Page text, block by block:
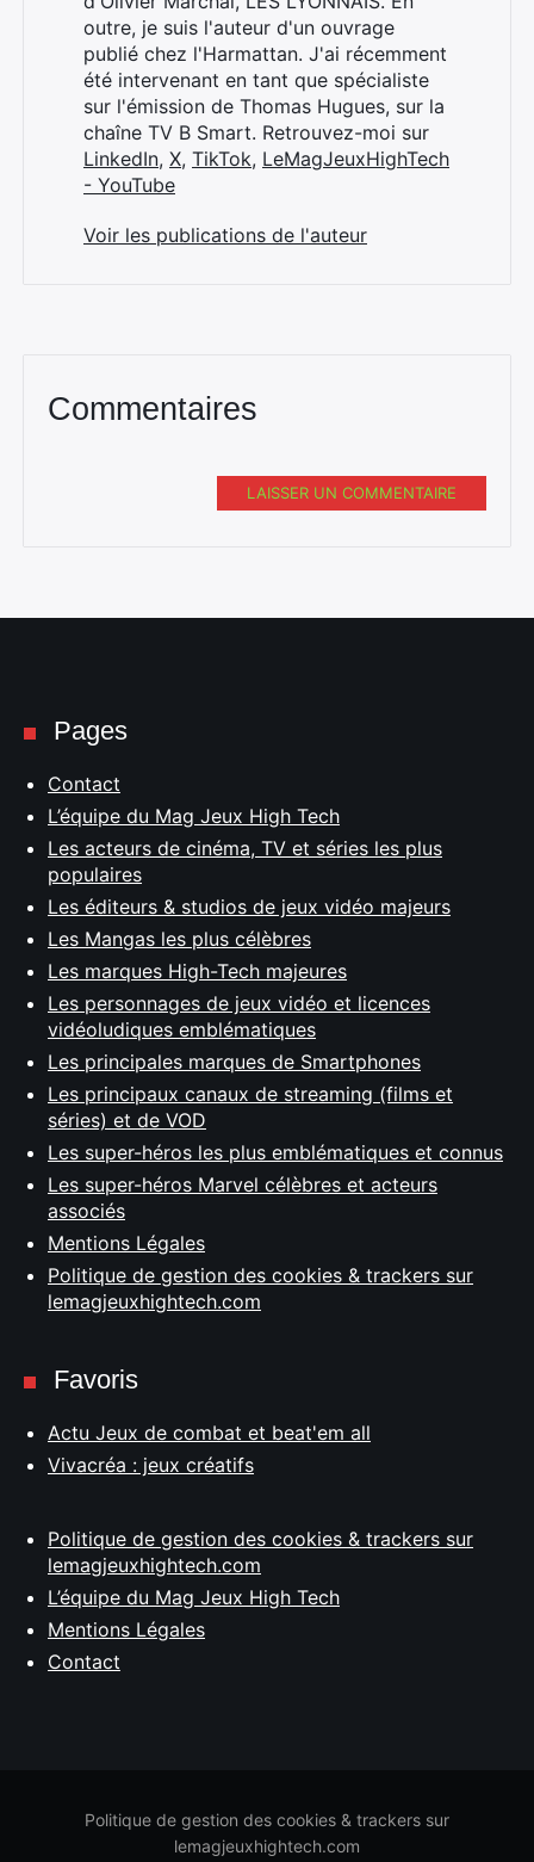
outre, je suis l'auteur d'un ouvrage
publié chez l'Harmattan. J'ai récemment
été intervenant en tant que spécialiste
sur l'émission de Thomas Hugues, sur la
chaîne TV B Smart. Retrouvez-moi sur
LinkedIn, X, TikTok, LeMagJeuxHighTech
- YouTube
Voir les publications de l'auteur
Commentaires
LAISSER UN COMMENTAIRE
Pages
Contact
L’équipe du Mag Jeux High Tech
Les acteurs de cinéma, TV et séries les plus
populaires
Les éditeurs & studios de jeux vidéo majeurs
Les Mangas les plus célèbres
Les marques High-Tech majeures
Les personnages de jeux vidéo et licences
vidéoludiques emblématiques
Les principales marques de Smartphones
Les principaux canaux de streaming (films et
séries) et de VOD
Les super-héros les plus emblématiques et connus
Les super-héros Marvel célèbres et acteurs
associés
Mentions Légales
Politique de gestion des cookies & trackers sur
lemagjeuxhightech.com
Favoris
Actu Jeux de combat et beat'em all
Vivacréa : jeux créatifs
Politique de gestion des cookies & trackers sur
lemagjeuxhightech.com
L’équipe du Mag Jeux High Tech
Mentions Légales
Contact
Politique de gestion des cookies & trackers sur
lemagjeuxhightech.com